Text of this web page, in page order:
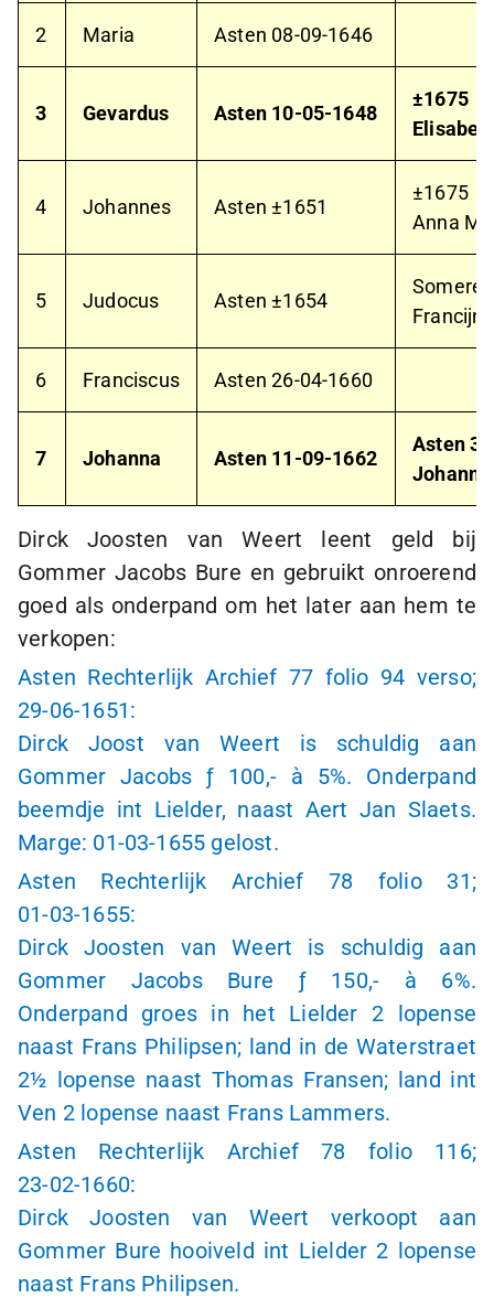
2 Maria Asten 08-09-1646
3 Gevardus Asten 10-05-1648
±1675
4 Johannes Asten ±1651
±1675
Anna
5 Judocus Asten ±1654
6 Franciscus Asten26-04-1660
7 Johanna Asten 11-09-1662
Asten
Dirck Joosten van Weert leent geld bij
Gommer Jacobs Bure en gebruikt onroerend
goed als onderpand om het later aan hem te
verkopen:
Asten Rechterlijk Archief 77 folio 94 verso;
29-06-1651:
Dirck Joost van Weert is schuldig aan
Gommer Jacobs ƒ 100,- à 5%. Onderpand
beemdje int Lielder, naast Aert Jan Slaets.
Marge: 01-03-1655 gelost.
Asten Rechterlijk Archief 78 folio 31;
01-03-1655:
Dirck Joosten van Weert is schuldig aan
Gommer Jacobs Bure ƒ 150,- à 6%.
Onderpand groes in het Lielder 2 lopense
naast Frans Philipsen; land in de Waterstraet
2½ lopense naast Thomas Fransen; land int
Ven 2 lopense naast Frans Lammers.
Asten Rechterlijk Archief 78 folio 116;
23-02-1660:
Dirck Joosten van Weert verkoopt aan
Gommer Bure hooiveld int Lielder 2 lopense
naast Frans Philipsen.